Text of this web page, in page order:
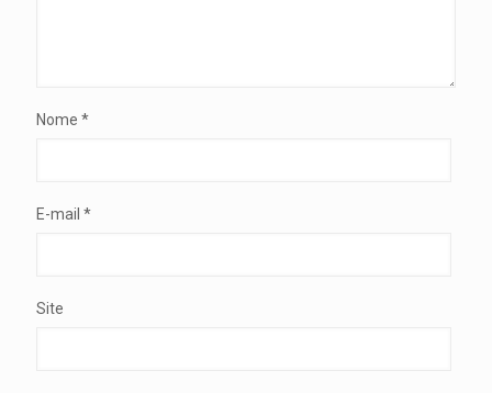
Nome *
E-mail *
Site